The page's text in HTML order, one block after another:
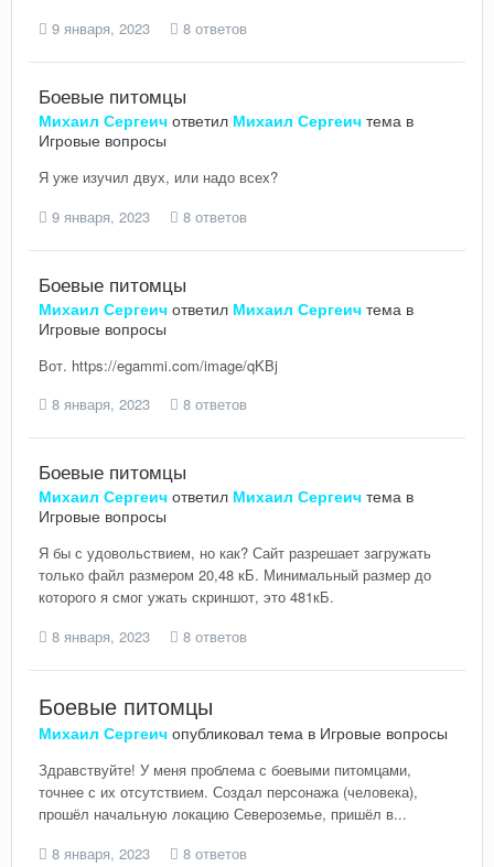
9 января, 2023
8 ответов
Боевые питомцы
Михаил Сергеич ответил Михаил Сергеич тема в
Игровые вопросы
Я уже изучил двух, или надо всех?
9 января, 2023
8 ответов
Боевые питомцы
Михаил Сергеич ответил Михаил Сергеич тема в
Игровые вопросы
Вот. https://egammi.com/image/qKBj
8 января, 2023
8 ответов
Боевые питомцы
Михаил Сергеич ответил Михаил Сергеич тема в
Игровые вопросы
Я бы с удовольствием, но как? Сайт разрешает загружать
только файл размером 20,48 кБ. Минимальный размер до
которого я смог ужать скриншот, это 481кБ.
8 января, 2023
8 ответов
Боевые питомцы
Михаил Сергеич опубликовал тема в Игровые вопросы
Здравствуйте! У меня проблема с боевыми питомцами,
точнее с их отсутствием. Создал персонажа (человека),
прошёл начальную локацию Североземье, пришёл в...
8 января, 2023
8 ответов